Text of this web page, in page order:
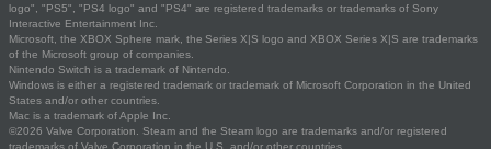
logo", "PS5", "PS4 logo" and "PS4" are registered trademarks or trademarks of Sony
Interactive Entertainment Inc.
Microsoft, the XBOX Sphere mark, the Series X|S logo and XBOX Series X|S are trademarks
of the Microsoft group of companies.
Nintendo Switch is a trademark of Nintendo.
Windows is either a registered trademark or trademark of Microsoft Corporation in the United
States and/or other countries.
Mac is a trademark of Apple Inc.
©2026 Valve Corporation. Steam and the Steam logo are trademarks and/or registered
trademarks of Valve Corporation in the U.S. and/or other countries.